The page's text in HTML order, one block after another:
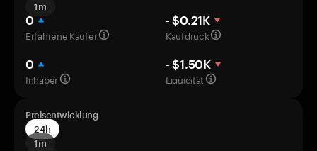
1m
0
Erfahrene Käufer
- $0.21K
Kaufdruck
0
Inhaber
- $1.50K
Liquidität
Preisentwicklung
24h
1m